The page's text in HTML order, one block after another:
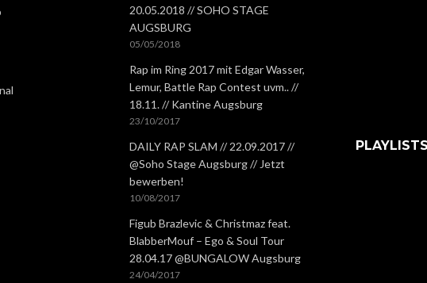
20.05.2018 // SOHO STAGE
AUGSBURG
05/05/2018
Rap im Ring 2017 mit Edgar Wasser,
Lemur, Battle Rap Contest uvm.. //
18.11. // Kantine Augsburg
23/10/2017
DAILY RAP SLAM // 22.09.2017 //
@Soho Stage Augsburg // Jetzt
bewerben!
10/08/2017
Figub Brazlevic & Christmaz feat.
BlabberMouf – Ego & Soul Tour
28.04.17 @BUNGALOW Augsburg
24/04/2017
PLAYLISTS